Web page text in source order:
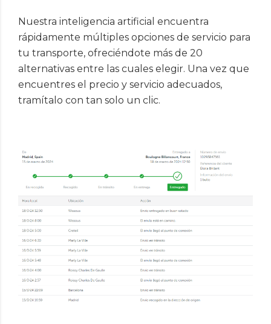
Nuestra inteligencia artificial encuentra
rápidamente múltiples opciones de servicio para
tu transporte, ofreciéndote más de 20
alternativas entre las cuales elegir. Una vez que
encuentres el precio y servicio adecuados,
tramítalo con tan solo un clic.